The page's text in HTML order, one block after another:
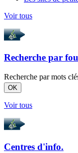
Voir tous
Recherche par
Recherche par mots
OK
Voir tous
Centres d'info.